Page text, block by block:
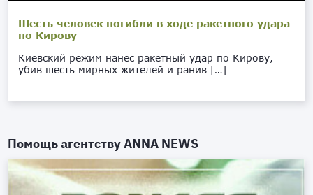
Шесть человек погибли в ходе ракетного удара
по Кирову
Киевский режим нанёс ракетный удар по Кирову,
убив шесть мирных жителей и ранив […]
Помощь агентствуANNA NEWS